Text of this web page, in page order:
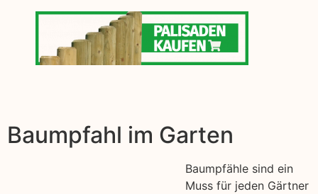
Baumpfahl im Garten
Baumpfähle sind ein
Muss für jeden Gärtner